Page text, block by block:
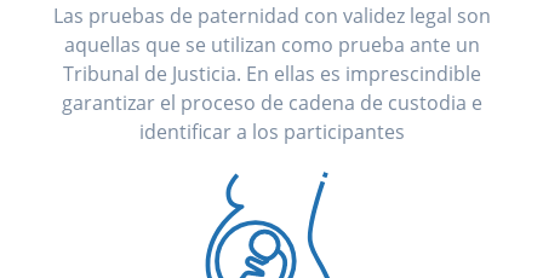
Las pruebas de paternidad con validez legal son
aquellas que se utilizan como prueba ante un
Tribunal de Justicia. En ellas es imprescindible
garantizar el proceso de cadena de custodia e
identificar a los participantes